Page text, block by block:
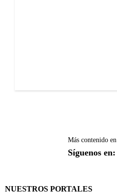
Más contenido en
Síguenos en:
NUESTROS PORTALES